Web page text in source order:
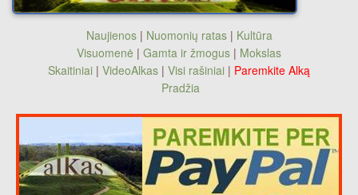
Naujienos| Nuomonių ratas| Kultūra
Visuomenė | Gamta ir žmogus | Mokslas
Skaitiniai | VideoAlkas | Visi rašiniai | Paremkite Alką
Pradžia